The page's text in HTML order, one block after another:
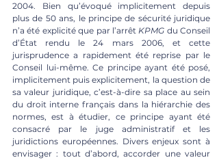
2004. Bien qu’évoqué implicitement depuis
plus de 50 ans, le principe de sécurité juridique
n’a été explicité que par l’arrêt KPMG du Conseil
d’État rendu le 24 mars 2006, et cette
jurisprudence a rapidement été reprise par le
Conseil lui-même. Ce principe ayant été posé,
implicitement puis explicitement, la question de
sa valeur juridique, c’est-à-dire sa place au sein
du droit interne français dans la hiérarchie des
normes, est à étudier, ce principe ayant été
consacré par le juge administratif et les
juridictions européennes. Divers enjeux sont à
envisager : tout d’abord, accorder une valeur